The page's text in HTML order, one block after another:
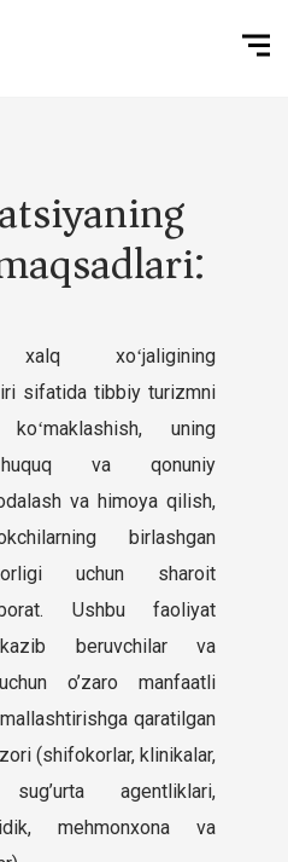
xalq xoʻjaligining
sifatida tibbiy turizmni
koʻmaklashish, uning
huquq va qonuniy
va himoya qilish,
birlashgan
uchun sharoit
Ushbu faoliyat
beruvchilar va
o’zaro manfaatli
qaratilgan
(shifokorlar, klinikalar,
sug’urta agentliklari,
mehmonxona va